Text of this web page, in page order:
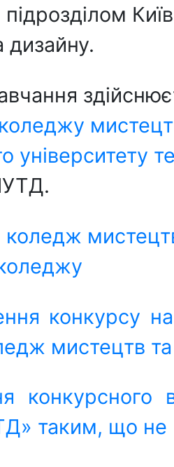
дизайну.
університету
конкурсу
мистецтв
таким, що не